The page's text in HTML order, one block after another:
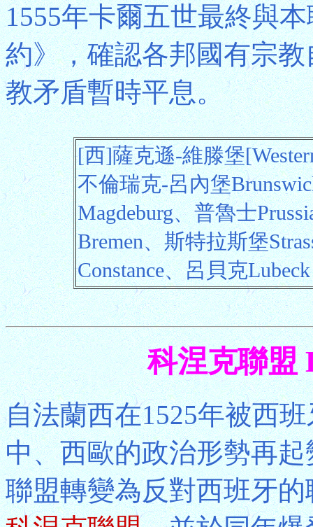
1555年卡爾五世最終與
約》，確認各邦國有宗
教矛盾暫時平息。
[西]薩克遜-維滕堡
不倫瑞克-呂內堡
Magdeburg、普魯士
Bremen、斯特拉斯堡
Constance、呂貝克Lubeck
科涅克聯盟
自法蘭西在1525年被西
中、西歐的政治形勢再
聯盟轉變為反對西班牙